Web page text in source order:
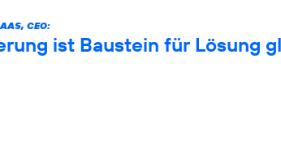
CEO:
ist Baustein für Lösung